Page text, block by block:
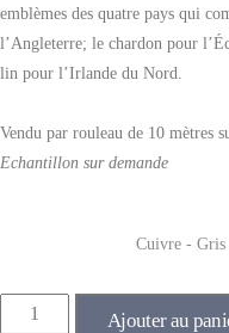
emblèmes des quatre pays qui
l’Angleterre; le chardon pour
lin pour l’Irlande du Nord.
Vendu par rouleau de 10 mètres
Echantillon sur demande
Ajouter au